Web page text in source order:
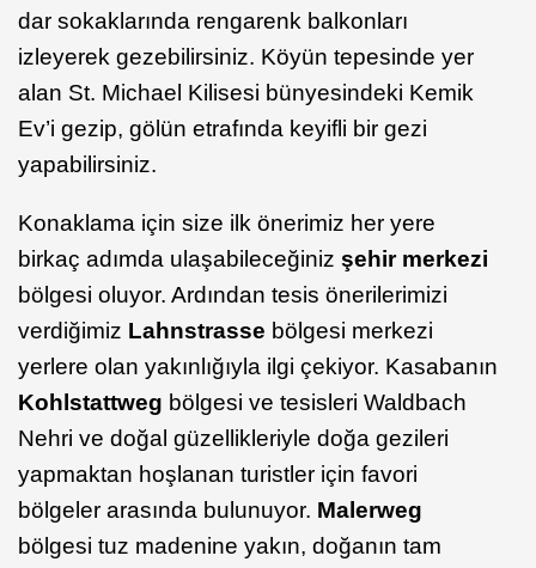
dar sokaklarında rengarenk balkonları
izleyerek gezebilirsiniz. Köyün tepesinde yer
alan St. Michael Kilisesi bünyesindeki Kemik
Ev’i gezip, gölün etrafında keyifli bir gezi
yapabilirsiniz.
Konaklama için size ilk önerimiz her yere
birkaç adımda ulaşabileceğiniz şehir merkezi
bölgesi oluyor. Ardından tesis önerilerimizi
verdiğimiz Lahnstrasse bölgesi merkezi
yerlere olan yakınlığıyla ilgi çekiyor. Kasabanın
Kohlstattweg bölgesi ve tesisleri Waldbach
Nehri ve doğal güzellikleriyle doğa gezileri
yapmaktan hoşlanan turistler için favori
bölgeler arasında bulunuyor. Malerweg
bölgesi tuz madenine yakın, doğanın tam